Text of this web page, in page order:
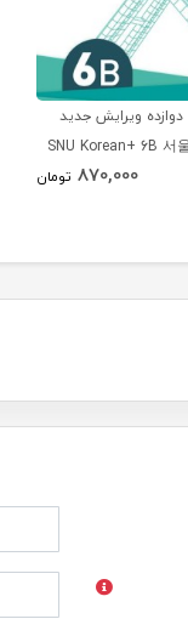
ویرایش جدید
SNU Korean+ 6B 서
870,000 تومان